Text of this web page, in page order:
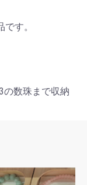
す。
の数珠まで収納